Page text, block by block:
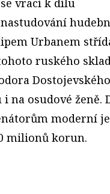
Urbanem
ruského
na osudové ženě.
moderní
milionů korun.